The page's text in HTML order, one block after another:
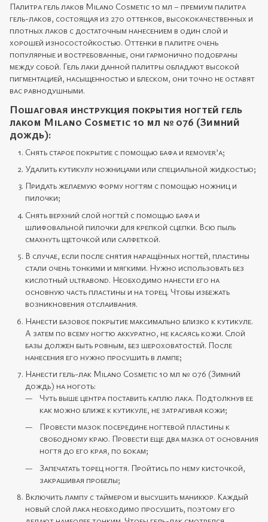
Палитра гель лаков Milano Cosmetic 10 мл – премиум палитра
гель-лаков, состоящая из 270 оттенков, высококачественных и
плотных лаков с достаточным нанесением в один слой и
хорошей износостойкостью. Оттенки в палитре очень
популярные и востребованные, они гармонично подобраны
между собой. Гель лаки данной палитры обладают высокой
пигментацией, насыщенностью и блеском, они точно не оставят
вас равнодушными.
Пошаговая инструкция покрытия ногтей гель
лаком Milano Cosmetic 10 мл № 076 (Зимний
дождь):
Снять старое покрытие с помощью бафа и remover’а;
Удалить кутикулу ножницами или специальной жидкостью;
Придать желаемую форму ногтям с помощью ножниц и
пилочки;
Снять верхний слой ногтей с помощью бафа и
шлифовальной пилочки для крепкой сцепки. Всю пыль
смахнуть щеточкой или салфеткой.
В случае, если после снятия наращённых ногтей, пластины
стали очень тонкими и мягкими. Нужно использовать без
кислотный ultrabond. Необходимо нанести его на
основную часть пластины и на торец. Чтобы избежать
возникновения отслаивания.
Нанести базовое покрытие максимально близко к кутикуле.
А затем по всему ногтю аккуратно, не касаясь кожи. Слой
базы должен быть ровным, без шероховатостей. После
нанесения его нужно просушить в лампе;
Нанести гель-лак Milano Cosmetic 10 мл № 076 (Зимний
дождь) на ноготь:
Чуть выше центра поставить каплю лака. Подтолкнув ее
как можно ближе к кутикуле, не затрагивая кожи;
Провести мазок посередине ногтевой пластины к
свободному краю. Провести еще два мазка от основания
ногтя до его края, по бокам;
Запечатать торец ногтя. Пройтись по нему кисточкой,
закрашивая пробелы;
Включить лампу с таймером и высушить маникюр. Каждый
новый слой лака необходимо просушить, поэтому его